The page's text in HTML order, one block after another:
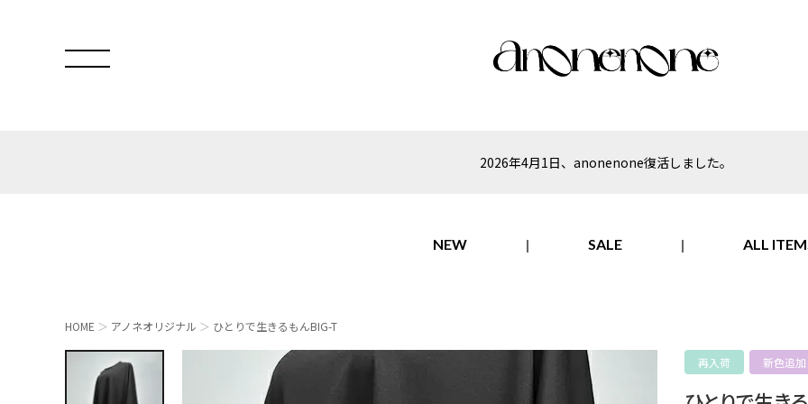
2026年4月1日、anonenone復活しました。
NEW SALE ALL
HOME アノネオリジナル ひとりで生きるもんBIG-T
再入荷 新色追加